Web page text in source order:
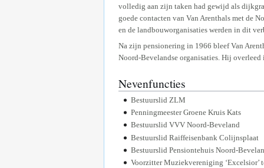
volledig aan zijn taken had gewijd als
goede contacten van Van Arenthals met de
en de landbouworganisaties werden in dit
Na zijn pensionering in 1966 bleef Van
Noord-Bevelandse organisaties. Hij
Nevenfuncties
Bestuurslid ZLM
Penningmeester Groene Kruis Kats
Bestuurslid VVV Noord-Beveland
Bestuurslid Raiffeisenbank Colijnsplaat
Bestuurslid Pensiontehuis Noord-
Voorzitter Muziekvereniging ‘Excelsior’